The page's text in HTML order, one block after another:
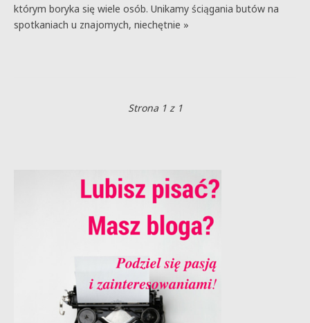
którym boryka się wiele osób. Unikamy ściągania butów na
spotkaniach u znajomych, niechętnie »
Strona 1 z 1